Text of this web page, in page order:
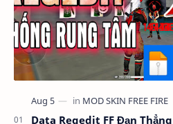
Data Regedit FF Đạn